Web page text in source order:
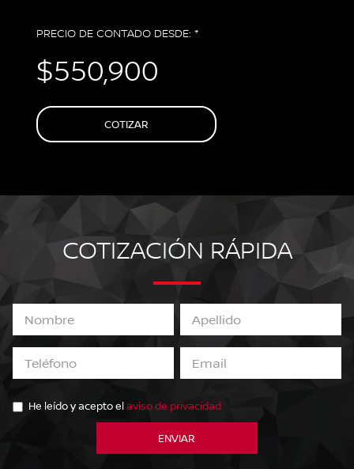
PRECIO DE CONTADO DESDE: *
$550,900
COTIZAR
COTIZACIÓN RÁPIDA
He leído y acepto elaviso de privacidad